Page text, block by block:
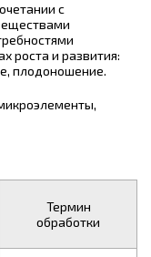
с
роста и развития:
плодоношение.
Термин
обработки